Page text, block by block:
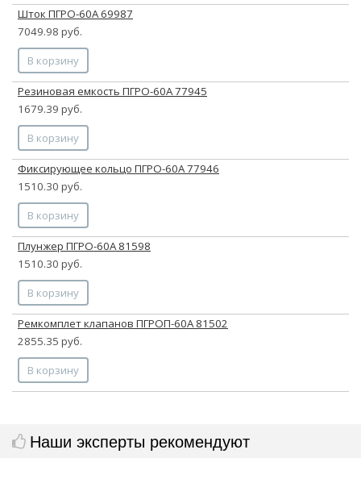
Шток ПГРО-60А 69987
7049.98 руб.
В корзину
Резиновая емкость ПГРО-60А 77945
1679.39 руб.
В корзину
Фиксирующее кольцо ПГРО-60А 77946
1510.30 руб.
В корзину
Плунжер ПГРО-60А 81598
1510.30 руб.
В корзину
Ремкомплет клапанов ПГРОП-60А 81502
2855.35 руб.
В корзину
Наши эксперты рекомендуют